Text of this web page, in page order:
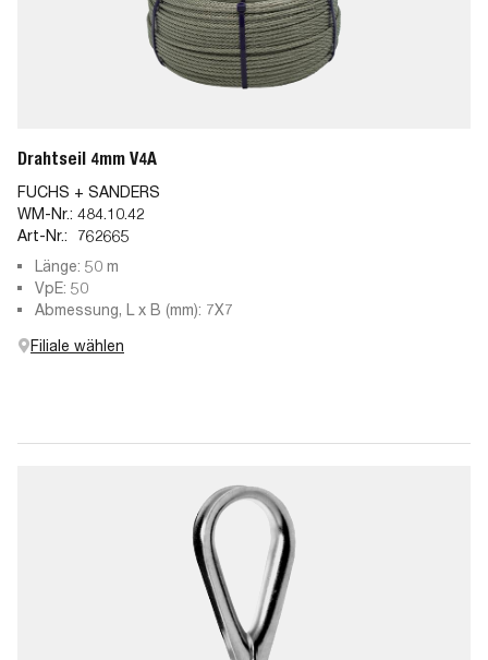
Drahtseil 4mm V4A
FUCHS + SANDERS
WM-Nr.: 484.10.42
Art-Nr.:
762665
Länge: 50 m
VpE: 50
Abmessung, L x B (mm): 7X7
Filiale wählen